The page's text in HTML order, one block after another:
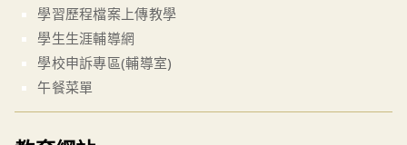
學習歷程檔案上傳教學
學生生涯輔導網
學校申訴專區(輔導室)
午餐菜單